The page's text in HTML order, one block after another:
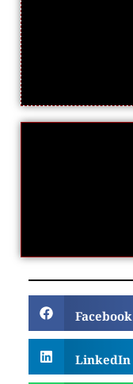
Facebook
LinkedIn